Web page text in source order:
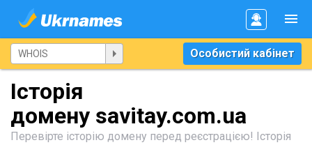
Особистий кабінет
Історія
домену savitay.com.ua
Перевірте історію домену перед реєстрацією! Історія